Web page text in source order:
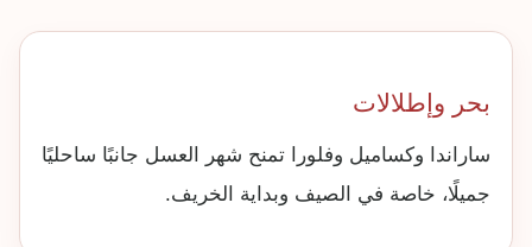
بحر وإطلالات
ساراندا وكساميل وفلورا تمنح شهر العسل جانبًا ساحليًا
جميلًا، خاصة في الصيف وبداية الخريف.